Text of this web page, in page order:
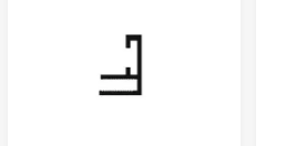
anoduotas